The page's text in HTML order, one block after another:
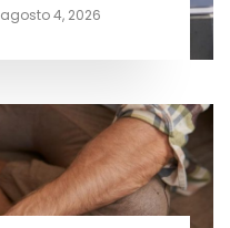
agosto 4, 2026